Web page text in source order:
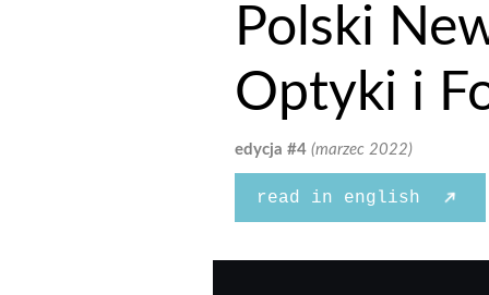
Polski
Optyki i
edycja #4 (marzec 2022)
read in english